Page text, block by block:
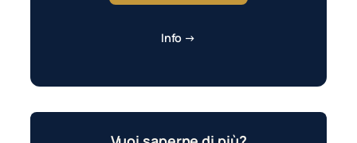
Info →